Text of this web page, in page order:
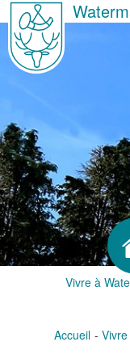
Vivre à
Accueil